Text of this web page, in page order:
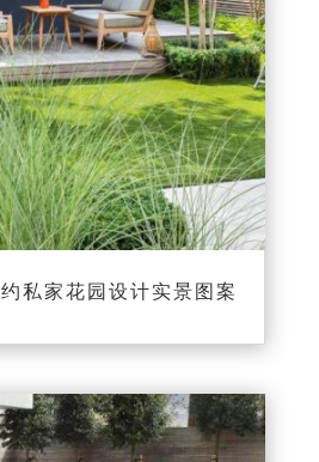
私家花园设计实景图案